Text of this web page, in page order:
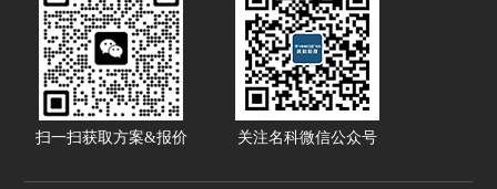
扫一扫获取方案&报价 关注名科微信公众号